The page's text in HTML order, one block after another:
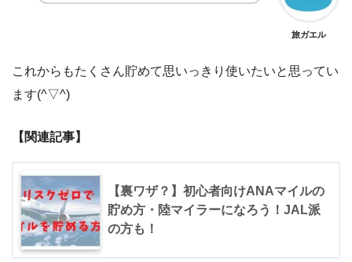
旅ガエル
これからもたくさん貯めて思いっきり使いたいと思ってい
ます(^▽^)
【関連記事】
【裏ワザ？】初心者向けANAマイルの
貯め方・陸マイラーになろう！JAL派
の方も！